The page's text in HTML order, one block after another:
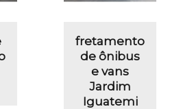
fretamento
de ônibus
e vans
Jardim
Iguatemi